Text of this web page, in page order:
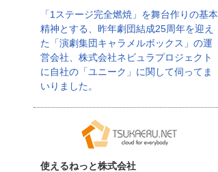
「1ステージ完全燃焼」を舞台作りの基本
精神とする、昨年劇団結成25周年を迎え
た「演劇集団キャラメルボックス」の運
営会社、株式会社ネビュラプロジェクト
に自社の「ユニーク」に関して伺ってま
いりました。
使えるねっと株式会社